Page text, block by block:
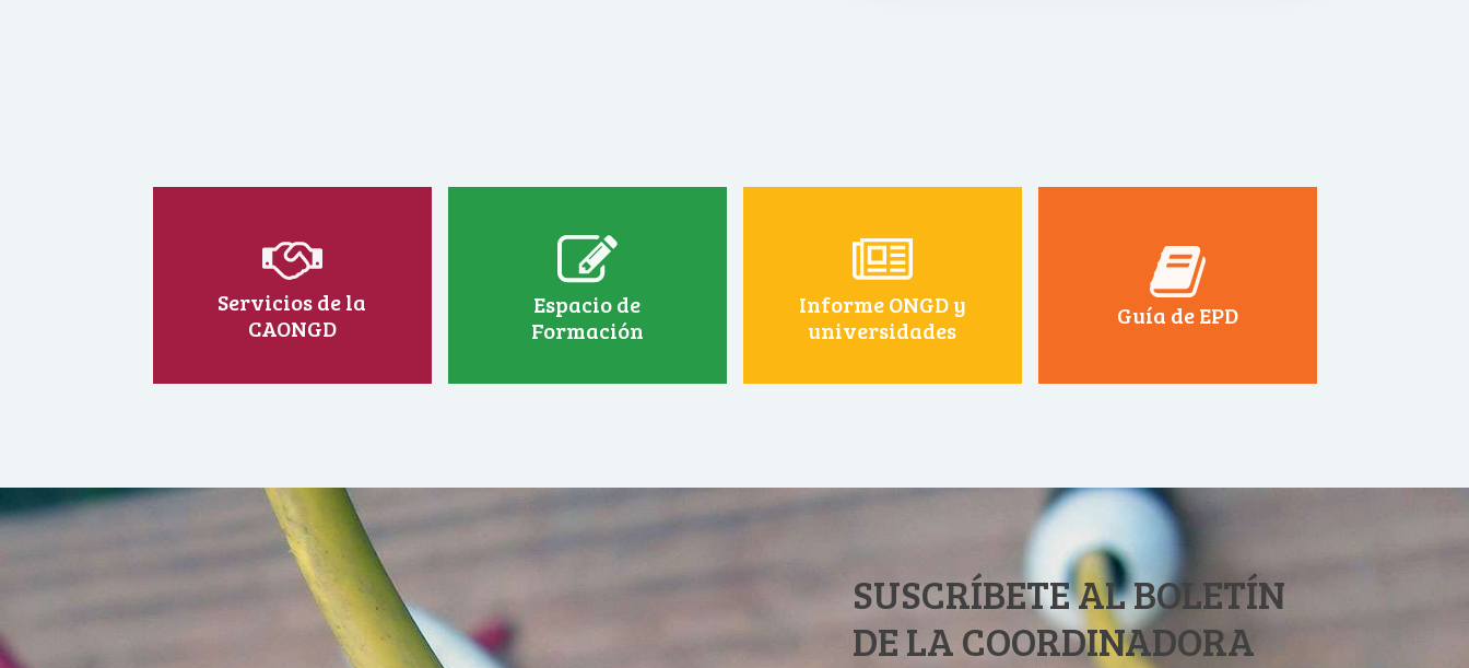
Servicios de la
CAONGD
Espacio de
Formación
Informe ONGD y
universidades
Guía de EPD
SUSCRÍBETE AL BOLETÍN
DE LA COORDINADORA